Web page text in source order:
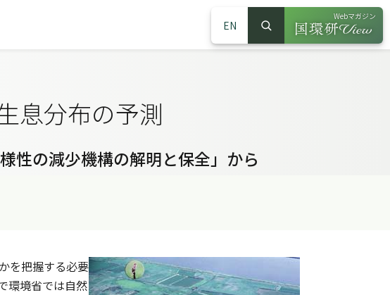
EN
サイト内検索
検索
Webマガジン
（別ウインドウ
息分布の予測
性の減少機構の解明と保全」から
を把握する必要
環境省では自然